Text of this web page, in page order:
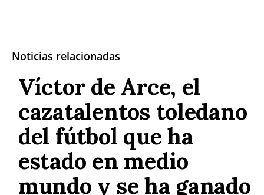
Noticias relacionadas
Víctor de Arce, el
cazatalentos toledano
del fútbol que ha
estado en medio
mundo y se ha ganado